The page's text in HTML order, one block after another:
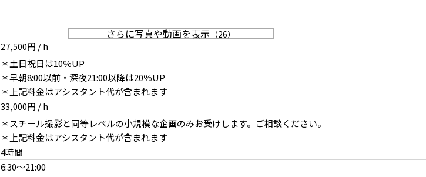
天窓 採光×アンティークドア 木床に続くアンティークドア
さらに写真や動画を表示 （26）
27,500円 / h
＊土日祝日は10％UP
＊早朝8:00以前・深夜21:00以降は20％UP
＊上記料金はアシスタント代が含まれます
33,000円 / h
＊スチール撮影と同等レベルの小規模な企画のみお受けします。ご相談ください。
＊上記料金はアシスタント代が含まれます
4時間
6:30～21:00